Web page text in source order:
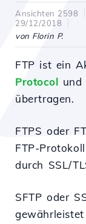
Ansichten 2598
29/12/2018
von Florin P.
FTP ist ein
Protocol und
übertragen.
FTPS oder
FTP-
durch SSL/
SFTP oder